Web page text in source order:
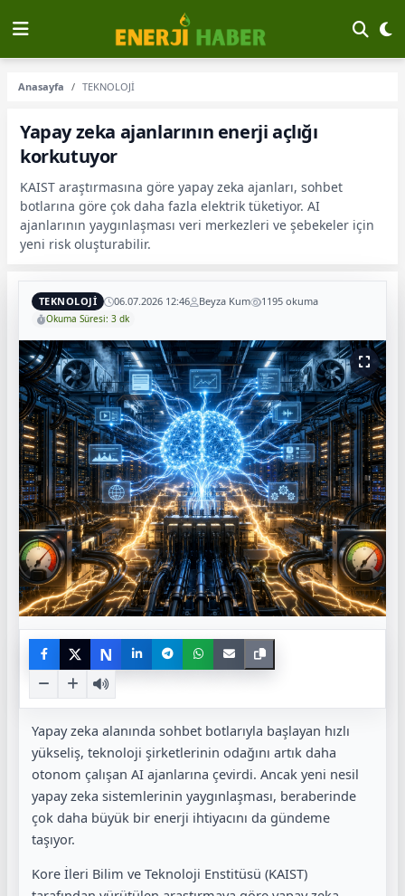
Anasayfa TEKNOLOJİ
Yapay zeka ajanlarının enerji açlığı
korkutuyor
KAIST araştırmasına göre yapay zeka ajanları, sohbet
botlarına göre çok daha fazla elektrik tüketiyor. AI
ajanlarının yaygınlaşması veri merkezleri ve şebekeler için
yeni risk oluşturabilir.
TEKNOLOJİ 06.07.2026 12:46 Beyza Kum 1195 okuma
Okuma Süresi: 3 dk
N
Yapay zeka alanında sohbet botlarıyla başlayan hızlı
yükseliş, teknoloji şirketlerinin odağını artık daha
otonom çalışan AI ajanlarına çevirdi. Ancak yeni nesil
yapay zeka sistemlerinin yaygınlaşması, beraberinde
çok daha büyük bir enerji ihtiyacını da gündeme
taşıyor.
Kore İleri Bilim ve Teknoloji Enstitüsü (KAIST)